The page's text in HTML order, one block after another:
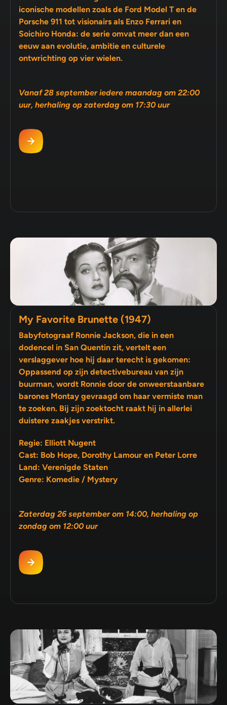
iconische modellen zoals de Ford Model T en de
Porsche 911 tot visionairs als Enzo Ferrari en
Soichiro Honda: de serie omvat meer dan een
eeuw aan evolutie, ambitie en culturele
ontwrichting op vier wielen.
Vanaf 28 september iedere maandag om 22:00
uur, herhaling op zaterdag om 17:30 uur
My Favorite Brunette (1947)
Babyfotograaf Ronnie Jackson, die in een
dodencel in San Quentin zit, vertelt een
verslaggever hoe hij daar terecht is gekomen:
Oppassend op zijn detectivebureau van zijn
buurman, wordt Ronnie door de onweerstaanbare
barones Montay gevraagd om haar vermiste man
te zoeken. Bij zijn zoektocht raakt hij in allerlei
duistere zaakjes verstrikt.
Regie: Elliott Nugent
Cast: Bob Hope, Dorothy Lamour en Peter Lorre
Land: Verenigde Staten
Genre: Komedie / Mystery
Zaterdag 26 september om 14:00, herhaling op
zondag om 12:00 uur